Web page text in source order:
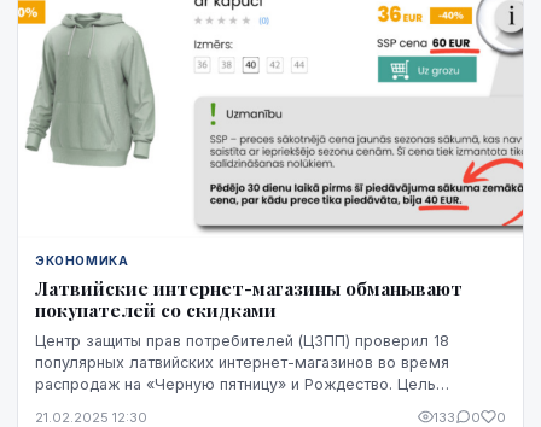
ЭКОНОМИКА
Латвийские интернет-магазины обманывают
покупателей со скидками
Центр защиты прав потребителей (ЦЗПП) проверил 18
популярных латвийских интернет-магазинов во время
распродаж на «Черную пятницу» и Рождество. Цель
21.02.2025 12:30 133 0 0